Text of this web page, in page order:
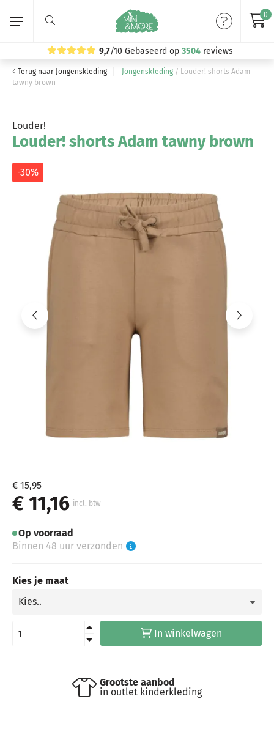
9,7/10 Gebaseerd op 3504 reviews
0
Home
Jongenskleding
Merken
Volg ons:
Terug naar Jongenskleding Jongenskleding / Louder! shorts Adam
tawny brown
Louder!
Louder! shorts Adam tawny brown
-30%
€ 15,95
€ 11,16 incl. btw
Op voorraad
Binnen 48 uur verzonden
Kies je maat
In winkelwagen
Grootste aanbod
in outlet kinderkleding